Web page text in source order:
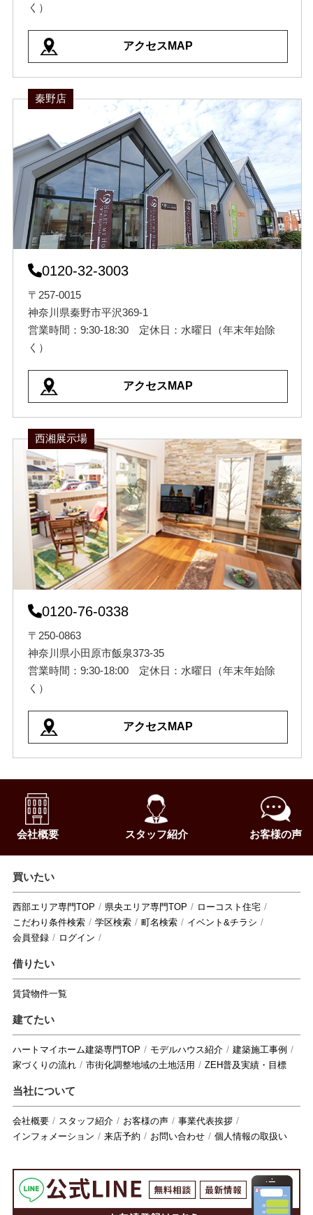
く）
アクセスMAP
秦野店
0120-32-3003
〒257-0015
神奈川県秦野市平沢369-1
営業時間：9:30-18:30 定休日：水曜日（年末年始除
く）
アクセスMAP
西湘展示場
0120-76-0338
〒250-0863
神奈川県小田原市飯泉373-35
営業時間：9:30-18:00 定休日：水曜日（年末年始除
く）
アクセスMAP
会社概要 スタッフ紹介 お客様の声
買いたい
西部エリア専門TOP 県央エリア専門TOP
ローコスト住宅
こだわり条件検索
学区検索 町名検索
イベント&チラシ
会員登録
ログイン
借りたい
賃貸物件一覧
建てたい
ハートマイホーム建築専門TOP モデルハウス紹介
建築施工事例
家づくりの流れ
市街化調整地域の土地活用 ZEH普及実績・目標
当社について
会社概要 スタッフ紹介 お客様の声
事業代表挨拶
インフォメーション
来店予約 お問い合わせ 個人情報の取扱い